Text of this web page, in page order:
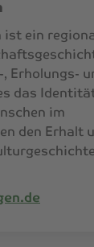
ist ein
Erholungs-
das
im
den Erhalt